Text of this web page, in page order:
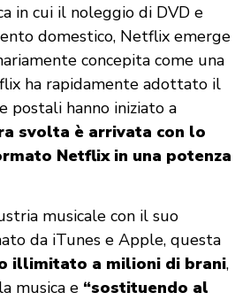
in cui il noleggio di DVD e
domestico, Netflix emerge
concepita come una
ha rapidamente adottato il
postali hanno iniziato a
svolta è arrivata con lo
Netflix in una potenza
musicale con il suo
da iTunes e Apple, questa
illimitato a milioni di brani,
musica e “sostituendo al